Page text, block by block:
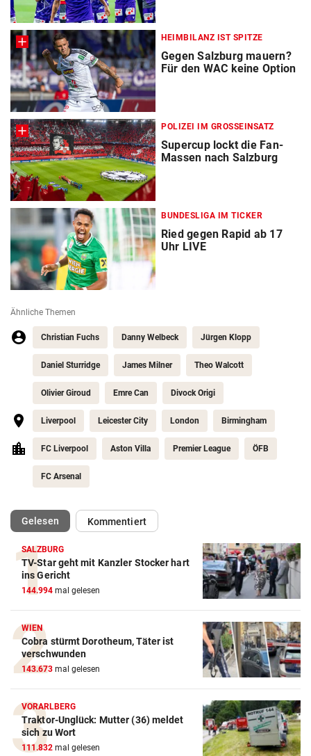
HEIMBILANZ IST SPITZE
Gegen Salzburg mauern?
Für den WAC keine Option
POLIZEI IM GROSSEINSATZ
Supercup lockt die Fan-
Massen nach Salzburg
BUNDESLIGA IM TICKER
Ried gegen Rapid ab 17
Uhr LIVE
Ähnliche Themen
Christian Fuchs Danny Welbeck Jürgen Klopp
Daniel Sturridge James Milner Theo Walcott
Olivier Giroud Emre Can Divock Origi
Liverpool Leicester City London Birmingham
FC Liverpool Aston Villa Premier League ÖFB
FC Arsenal
Gelesen(ausgewählt)Kommentiert
SALZBURG
TV-Star geht mit Kanzler Stocker hart
ins Gericht
144.994 mal gelesen
WIEN
Cobra stürmt Dorotheum, Täter ist
verschwunden
143.673 mal gelesen
VORARLBERG
Traktor-Unglück: Mutter (36) meldet
sich zu Wort
111.832 mal gelesen
Action-Cam Vergleich
ZUM VERGLEICH
Crosstrainer Vergleich
ZUM VERGLEICH
E-Bike Vergleich
ZUM VERGLEICH
Elektro-Scooter Vergleich
ZUM VERGLEICH